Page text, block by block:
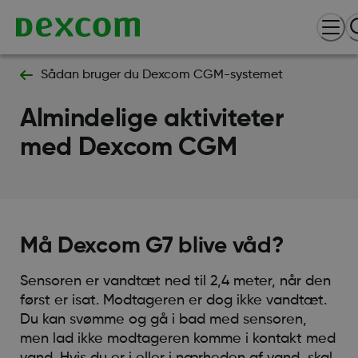
Sådan bruger du Dexcom CGM-systemet
Almindelige aktiviteter
med Dexcom CGM
Må Dexcom G7 blive våd?
Sensoren er vandtæt ned til 2,4 meter, når den
først er isat. Modtageren er dog ikke vandtæt.
Du kan svømme og gå i bad med sensoren,
men lad ikke modtageren komme i kontakt med